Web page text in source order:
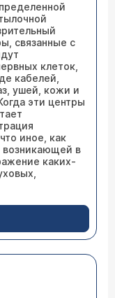
связанные с
клеток,
кабелей,
ушей, кожи и
эти центры
иное, как
возникающей в
каких-